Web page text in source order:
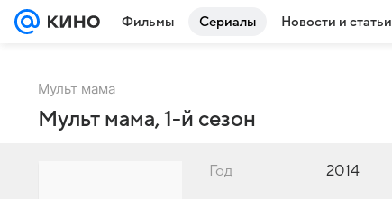
Фильмы Сериалы Новости и статьи
Мульт мама
Мульт мама, 1-й сезон
Год 2014